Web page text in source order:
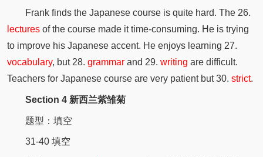
Frank finds the Japanese course is quite hard. The 26.
lecturesof the course made it time-consuming. He is trying
to improve his Japanese accent. He enjoys learning 27.
vocabulary, but 28. grammarand 29. writing are difficult.
Teachers for Japanese course are very patient but 30. strict.
Section 4 新西兰紫雏菊
题型：填空
31-40 填空